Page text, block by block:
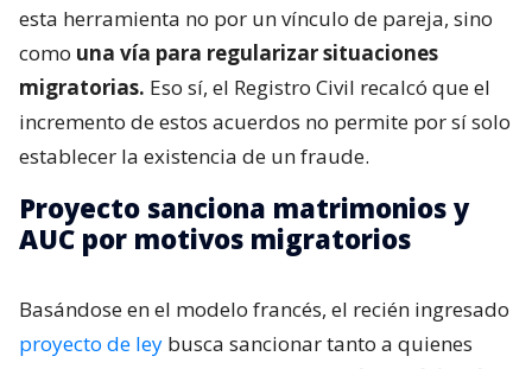
esta herramienta no por un vínculo de pareja, sino
como una vía para regularizar situaciones
migratorias. Eso sí, el Registro Civil recalcó que el
incremento de estos acuerdos no permite por sí solo
establecer la existencia de un fraude.
Proyecto sanciona matrimonios y
AUC por motivos migratorios
Basándose en el modelo francés, el recién ingresado
proyecto de ley busca sancionar tanto a quienes